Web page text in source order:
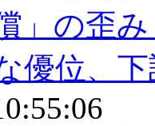
」の歪
位、下